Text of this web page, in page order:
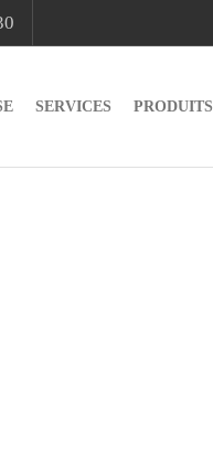
SERVICES PRODUITS